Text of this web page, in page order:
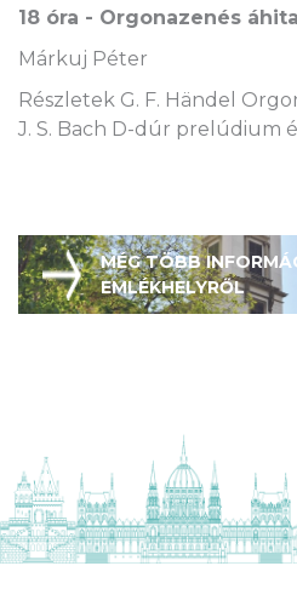
18 óra - Orgonazenés
Márkuj Péter
Részletek G. F. Händel
J. S. Bach D-dúr prelúdium
MÉG TÖBB
EMLÉKHELYRŐL